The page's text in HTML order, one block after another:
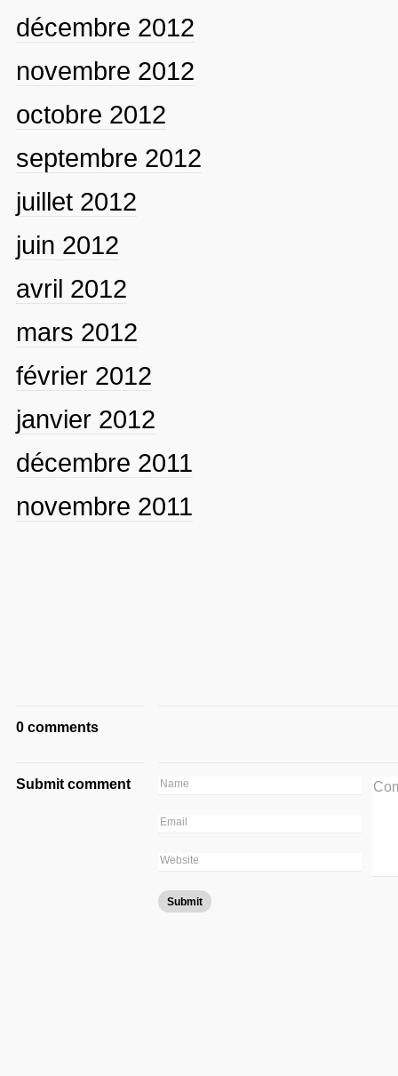
décembre 2012
novembre 2012
octobre 2012
septembre 2012
juillet 2012
juin 2012
avril 2012
mars 2012
février 2012
janvier 2012
décembre 2011
novembre 2011
0 comments
Submit comment